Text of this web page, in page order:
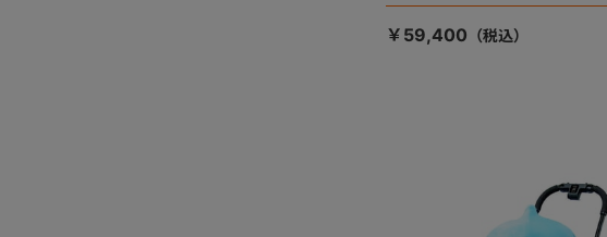
場！
￥59,400